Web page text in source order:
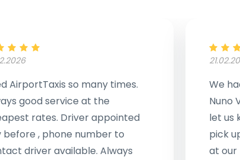
AirportTaxis so many times.
good service at the
rates. Driver appointed
before , phone number to
driver available. Always
We
Nuno
let us
pick
at our